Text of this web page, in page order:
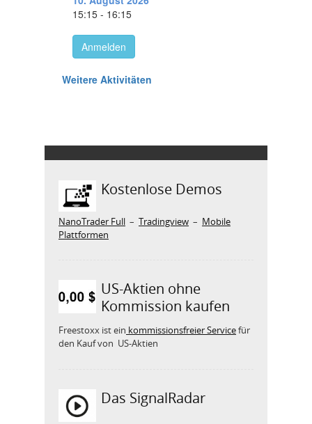
Kostenlose Demos
NanoTrader Full – Tradingview – Mobile
Plattformen
US-Aktien ohne
Kommission kaufen
Freestoxx ist ein kommissionsfreier Servicefür
den Kauf von US-Aktien
Das SignalRadar